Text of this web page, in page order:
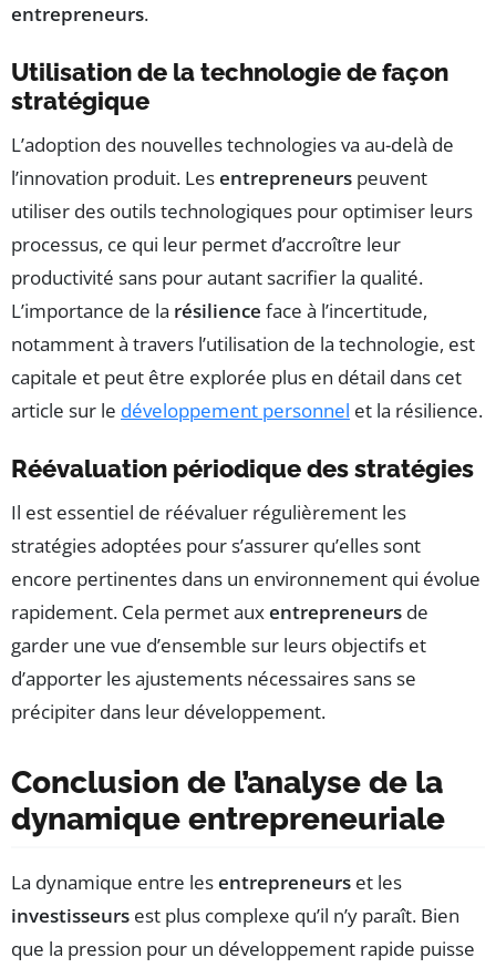
entrepreneurs.
Utilisation de la technologie de façon
stratégique
L’adoption des nouvelles technologies va au-delà de
l’innovation produit. Lesentrepreneurs peuvent
utiliser des outils technologiques pour optimiser leurs
processus, ce qui leur permet d’accroître leur
productivité sans pour autant sacrifier la qualité.
L’importance de la résilience face à l’incertitude,
notamment à travers l’utilisation de la technologie, est
capitale et peut être explorée plus en détail dans cet
article sur le développement personnel et la résilience.
Réévaluation périodique des stratégies
Il est essentiel de réévaluer régulièrement les
stratégies adoptées pour s’assurer qu’elles sont
encore pertinentes dans un environnement qui évolue
rapidement. Cela permet auxentrepreneurs de
garder une vue d’ensemble sur leurs objectifs et
d’apporter les ajustements nécessaires sans se
précipiter dans leur développement.
Conclusion de l’analyse de la
dynamique entrepreneuriale
La dynamique entre lesentrepreneurs et les
investisseurs est plus complexe qu’il n’y paraît. Bien
que la pression pour un développement rapide puisse